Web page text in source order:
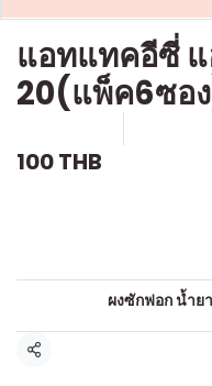
แอทแทคอีซี่
20(แพ็ค6ซอ
100 THB
ผงซักฟอก น้ำย
แชร์